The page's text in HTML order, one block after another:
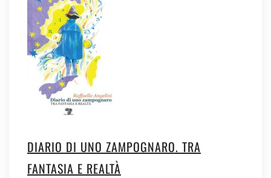
DIARIO DI UNO ZAMPOGNARO. TRA
FANTASIA E REALTÀ